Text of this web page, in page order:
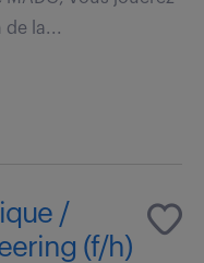
de la...
/
(f/h)